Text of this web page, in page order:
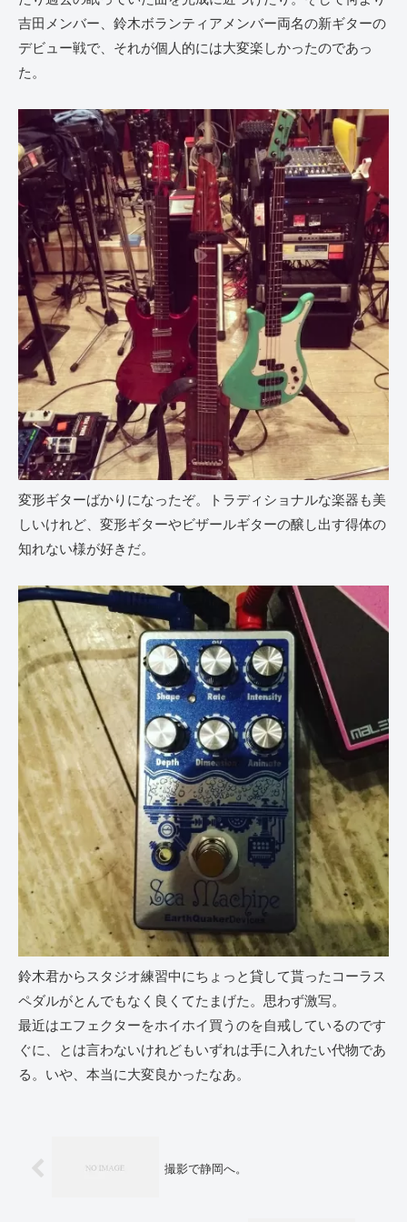
吉田メンバー、鈴木ボランティアメンバー両名の新ギターの
デビュー戦で、それが個人的には大変楽しかったのであっ
た。
変形ギターばかりになったぞ。トラディショナルな楽器も美
しいけれど、変形ギターやビザールギターの醸し出す得体の
知れない様が好きだ。
鈴木君からスタジオ練習中にちょっと貸して貰ったコーラス
ペダルがとんでもなく良くてたまげた。思わず激写。
最近はエフェクターをホイホイ買うのを自戒しているのです
ぐに、とは言わないけれどもいずれは手に入れたい代物であ
る。いや、本当に大変良かったなあ。
撮影で静岡へ。